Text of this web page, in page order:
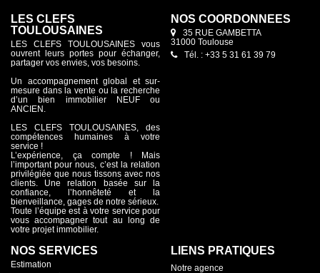
LES CLEFS
TOULOUSAINES
LES CLEFS TOULOUSAINES vous
ouvrent leurs portes pour échanger,
partager vos envies, vos besoins.
Un accompagnement global et sur-
mesure dans la vente ou la recherche
d’un bien immobilier NEUF ou
ANCIEN.
LES CLEFS TOULOUSAINES, des
compétences humaines à votre
service !
L’expérience, ça compte ! Mais
l’important pour nous, c’est la relation
privilégiée que nous tissons avec nos
clients. Une relation basée sur la
confiance, l’honnêteté et la
bienveillance, gages de notre sérieux.
Toute l’équipe est à votre service pour
vous accompagner tout au long de
votre projet immobilier.
NOS COORDONNÉES
35 RUE GAMBETTA
31000 Toulouse
Tél. : +33 5 31 61 39 79
NOS SERVICES
Estimation
LIENS PRATIQUES
Notre agence